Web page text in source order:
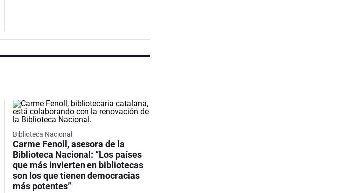
Biblioteca Nacional
Carme Fenoll, asesora de la
Biblioteca Nacional: “Los países
que más invierten en bibliotecas
son los que tienen democracias
más potentes”